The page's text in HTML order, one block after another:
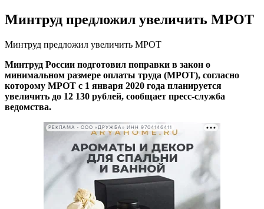
Минтруд предложил увеличить МРОТ
Минтруд предложил увеличить МРОТ
Минтруд России подготовил поправки в закон о
минимальном размере оплаты труда (МРОТ), согласно
которому МРОТ с 1 января 2020 года планируется
увеличить до 12 130 рублей, сообщает пресс-служба
ведомства.
РЕКЛАМА • ООО «ДРУЖБА» ИНН 9704146411